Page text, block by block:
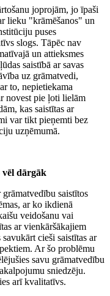
joprojām, jo īpaši
lieku "krāmēšanos" un
puses
slogs. Tāpēc nav
un attieksmes
saistībā ar savas
uz grāmatvedi,
to, nepietiekama
novest pie ļoti lielām
kas saistītas ar
var tikt pieņemti bez
uzņēmumā.
vēl dārgāk
saistītos
ar ko ikdienā
veidošanu vai
ar vienkāršākajiem
cieši saistītas ar
Ar šo problēmu
savu grāmatvedību
sniedzēju.
arī kvalitatīvs.